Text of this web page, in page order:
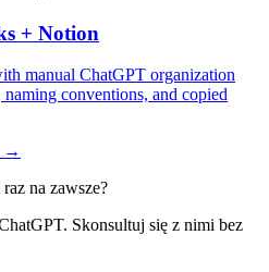
+ Notion
manual ChatGPT organization
conventions, and copied
→
na zawsze?
Skonsultuj się z nimi bez